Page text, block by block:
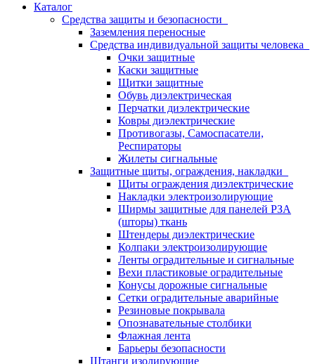
Каталог
Средства защиты и безопасности
Заземления переносные
Средства индивидуальной защиты человека
Очки защитные
Каски защитные
Щитки защитные
Обувь диэлектрическая
Перчатки диэлектрические
Ковры диэлектрические
Противогазы, Самоспасатели,
Респираторы
Жилеты сигнальные
Защитные щиты, ограждения, накладки
Щиты ограждения диэлектрические
Накладки электроизолирующие
Ширмы защитные для панелей РЗА
(шторы) ткань
Штендеры диэлектрические
Колпаки электроизолирующие
Ленты оградительные и сигнальные
Вехи пластиковые оградительные
Конусы дорожные сигнальные
Сетки оградительные аварийные
Резиновые покрывала
Опознавательные столбики
Флажная лента
Барьеры безопасности
Штанги изолирующие